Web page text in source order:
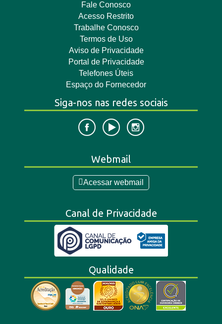
Fale Conosco
Acesso Restrito
Trabalhe Conosco
Termos de Uso
Aviso de Privacidade
Portal de Privacidade
Telefones Úteis
Espaço do Fornecedor
Siga-nos nas redes sociais
Webmail
Acessar webmail
Canal de Privacidade
Qualidade